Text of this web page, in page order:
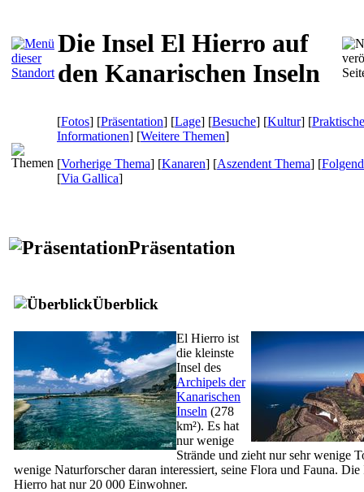
Die Insel El Hierro auf
den Kanarischen Inseln
[Fotos] [Präsentation] [Lage] [Besuche] [Kultur] [Praktische
Informationen] [Weitere Themen]
[Vorherige Thema] [Kanaren] [Aszendent Thema] [
[Via Gallica]
Präsentation
Überblick
El Hierro ist
die kleinste
Insel des
Archipels der
Kanarischen
Inseln (278
km²). Es hat
nur wenige
Strände und zieht nur sehr wenige
wenige Naturforscher daran interessiert, seine Flora und Fauna.
Hierro hat nur 20 000 Einwohner.